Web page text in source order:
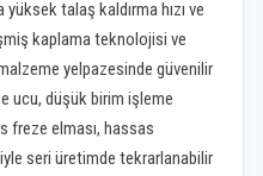
talaş kaldırma hızı ve
kaplama teknolojisi ve
yelpazesinde güvenilir
ucu, düşük birim işleme
freze elması, hassas
seri üretimde tekrarlanabilir